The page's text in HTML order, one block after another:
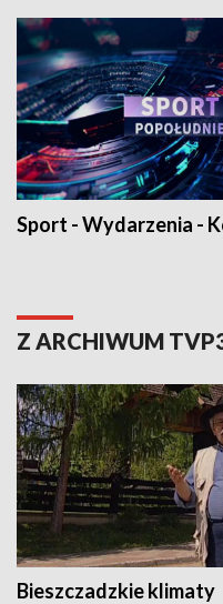
Sport - Wydarzenia -
Z ARCHIWUM
Bieszczadzkie klimaty